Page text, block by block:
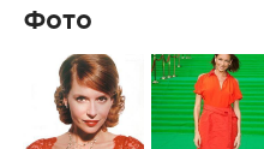
Фото